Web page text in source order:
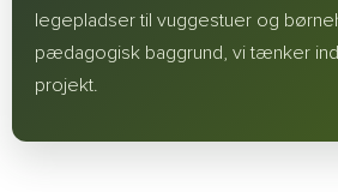
legepladser til vuggestuer og
pædagogisk baggrund, vi tænker
projekt.